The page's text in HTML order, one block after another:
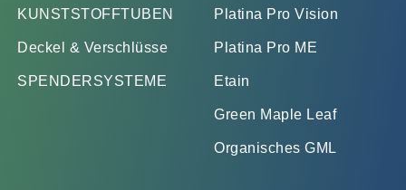
KUNSTSTOFFTUBEN
Deckel & Verschlüsse
SPENDERSYSTEME
Platina Pro Vision
Platina Pro ME
Etain
Green Maple Leaf
Organisches GML